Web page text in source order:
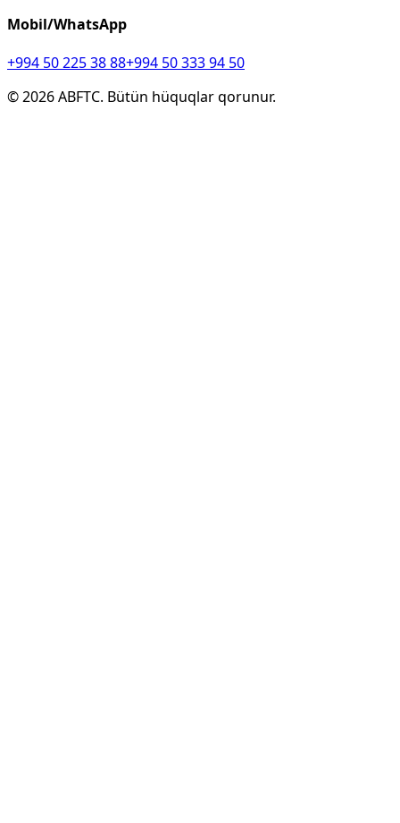
Mobil/WhatsApp
+994 50 225 38 88+994 50 333 94 50
©2026ABFTC. Bütün hüquqlar qorunur.